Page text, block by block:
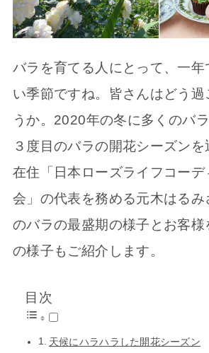
バラを育てる人にとって、一年
い季節ですね。皆さんはどう過
うか。2020年の冬に多くのバラ
３度目のバラの開花シーズン
在住「日本ローズライフコーデ
会」の代表を務める元木はる
のバラの最盛期の様子とお客様
の様子もご紹介します。
目次
天候にハラハラした開花シーズン